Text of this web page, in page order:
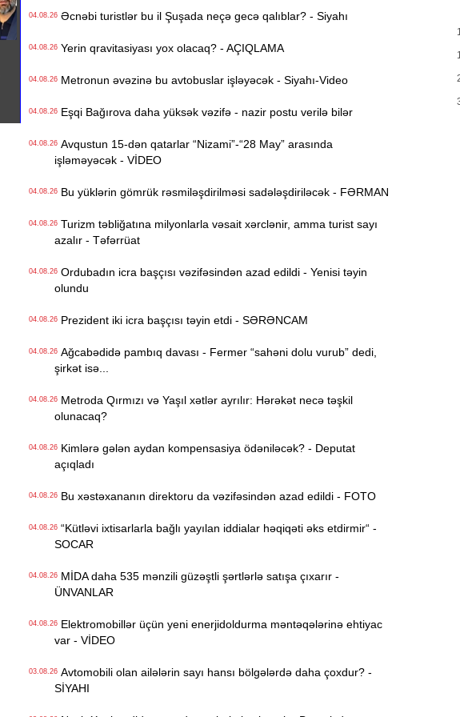
04.08.26Əcnəbi turistlər bu il Şuşada neçə gecə qalıblar? - Siyahı
04.08.26Yerin qravitasiyası yox olacaq? - AÇIQLAMA
04.08.26Metronun əvəzinə bu avtobuslar işləyəcək - Siyahı-Video
04.08.26Eşqi Bağırova daha yüksək vəzifə - nazir postu verilə bilər
04.08.26Avqustun 15-dən qatarlar “Nizami”-“28 May” arasında
işləməyəcək - VİDEO
04.08.26Bu yüklərin gömrük rəsmiləşdirilməsi sadələşdiriləcək - FƏRMAN
04.08.26Turizm təbliğatına milyonlarla vəsait xərclənir, amma turist sayı
azalır - Təfərrüat
04.08.26Ordubadın icra başçısı vəzifəsindən azad edildi - Yenisi təyin
olundu
04.08.26Prezident iki icra başçısı təyin etdi - SƏRƏNCAM
04.08.26Ağcabədidə pambıq davası - Fermer “sahəni dolu vurub” dedi,
şirkət isə...
04.08.26Metroda Qırmızı və Yaşıl xətlər ayrılır: Hərəkət necə təşkil
olunacaq?
04.08.26Kimlərə gələn aydan kompensasiya ödəniləcək? - Deputat
açıqladı
04.08.26Bu xəstəxananın direktoru da vəzifəsindən azad edildi - FOTO
04.08.26“Kütləvi ixtisarlarla bağlı yayılan iddialar həqiqəti əks etdirmir“ -
SOCAR
04.08.26MİDA daha 535 mənzili güzəştli şərtlərlə satışa çıxarır -
ÜNVANLAR
04.08.26Elektromobillər üçün yeni enerjidoldurma məntəqələrinə ehtiyac
var - VİDEO
03.08.26Avtomobili olan ailələrin sayı hansı bölgələrdə daha çoxdur? -
SİYAHI